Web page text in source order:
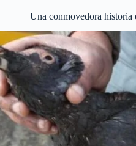
Una conmovedora historia